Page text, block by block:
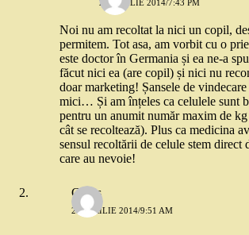
29 APRILIE 2014/7:43 PM
Noi nu am recoltat la nici un copil,
permitem. Tot asa, am vorbit cu o
este doctor în Germania și ea ne-a
făcut nici ea (are copil) și nici nu
doar marketing! Șansele de
mici… Și am înțeles ca celulele sunt
pentru un anumit număr maxim de
cât se recoltează). Plus ca medicina
sensul recoltării de celule stem direct
care au nevoie!
Cirius
29 APRILIE 2014/9:51 AM